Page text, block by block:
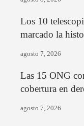
Los 10
marcado la
agosto 7, 2026
Las 15 ONG
cobertura en
agosto 7, 2026